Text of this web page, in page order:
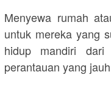
Menyewa rumah
untuk mereka yang
hidup mandiri
perantauan yang